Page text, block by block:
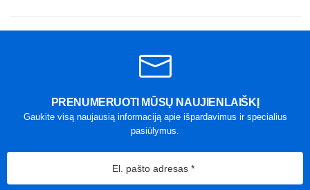
PRENUMERUOTI MŪSŲ NAUJIENLAIŠKĮ
Gaukite visą naujausią informaciją apie išpardavimus ir specialius
pasiūlymus.